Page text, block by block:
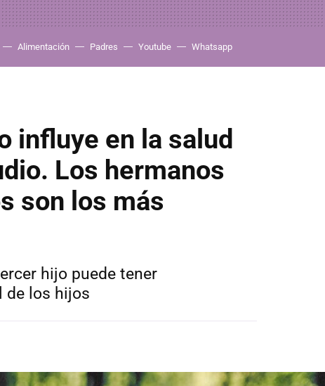
Alimentación Padres Youtube Whatsapp
influye en la salud
Los hermanos
son los más
hijo puede tener
de los hijos